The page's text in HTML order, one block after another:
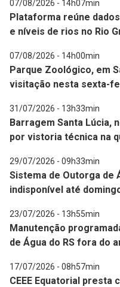
07/08/2026 - 14h07min
Plataforma reúne
e níveis de rios no Rio
07/08/2026 - 14h00min
Parque Zoológico, em
visitação nesta sexta-
31/07/2026 - 13h33min
Barragem Santa Lúcia,
por vistoria técnica na
29/07/2026 - 09h33min
Sistema de Outorga de
indisponível até
23/07/2026 - 13h55min
Manutenção
de Água do RS fora do
17/07/2026 - 08h57min
CEEE Equatorial